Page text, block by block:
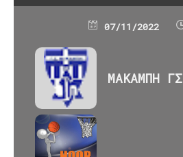
07/11/2022
ΜΑΚΑΜΠΗ ΓΣ